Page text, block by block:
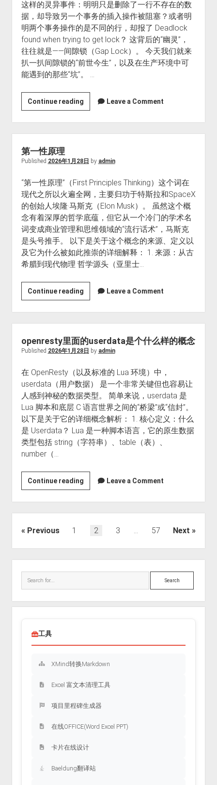
这样的灵异事件：明明只是删除了一行不存在的数
据，却导致另一个事务的插入操作被阻塞？或者明
明两个事务操作的是不同的行，却报了 Deadlock
found when trying to get lock？ 这背后的“幽灵”，
往往就是——间隙锁（Gap Lock）。 今天我们就来
扒一扒间隙锁的“前世今生”，以及在生产环境中可
能遇到的那些“坑”。 …
Continue readingMySQL
间
隙
锁
Lock）：
世
今
生
与
避
坑
指
南
Leave a Comment
第一性原理
Published 2026年1月28日 by admin
“第一性原理”（First Principles Thinking）这个词在
现代之所以火遍全网，主要归功于特斯拉和SpaceX
的创始人埃隆·马斯克（Elon Musk）。 虽然这个概
念有着深厚的哲学底蕴，但它从一个冷门的学术名
词变成商业管理和思维领域的“流行话术”，马斯克
是头号推手。 以下是关于这个概念的来源、定义以
及它为什么被如此推崇的详细解释： 1. 来源：从古
希腊到现代物理 哲学源头（亚里士…
Continue reading第
一
性
原
理
Leave a Comment
openresty里面的userdata是个什么样的概念
Published 2026年1月28日 by admin
在 OpenResty（以及标准的 Lua 环境）中，
userdata（用户数据） 是一个非常关键但也容易让
人感到神秘的数据类型。 简单来说，userdata 是
Lua 脚本和底层 C 语言世界之间的“桥梁”或“信封”。
以下是关于它的详细概念解析： 1. 核心定义：什么
是 Userdata？ Lua 是一种脚本语言，它的原生数据
类型包括 string（字符串）、table（表）、
number（…
Continue readingopenresty
里
面
的
userdata
个
什
么
概
Leave a Comment
文Previous 1 2 3 … 57 Next
Search
工具
XMind转换Markdown
Excel 富文本清理工具
项目里程碑生成器
在线OFFICE(Word Excel PPT)
卡片在线设计
Baeldung翻译站